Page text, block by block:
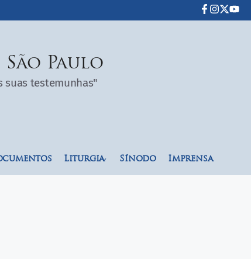
Paulo
suas testemunhas"
Liturgia Sínodo Imprensa